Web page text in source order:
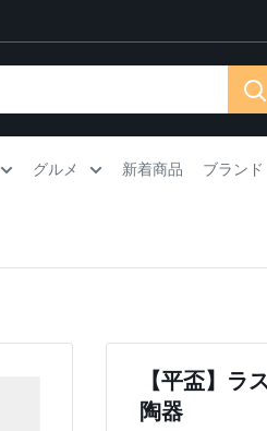
グルメ 新着商品 ブランド
【平盃】ラ
陶器